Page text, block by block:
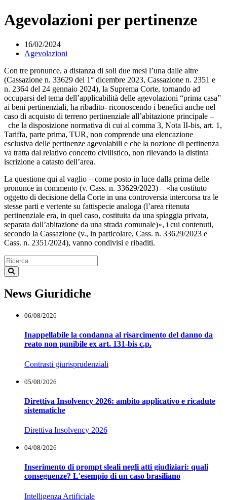
Agevolazioni per pertinenze
16/02/2024
Agevolazioni
Con tre pronunce, a distanza di soli due mesi l’una dalle altre
(Cassazione n. 33629 del 1° dicembre 2023, Cassazione n. 2351 e
n. 2364 del 24 gennaio 2024), la Suprema Corte, tornando ad
occuparsi del tema dell’applicabilità delle agevolazioni “prima casa”
ai beni pertinenziali, ha ribadito- riconoscendo i benefici anche nel
caso di acquisto di terreno pertinenziale all’abitazione principale –
che la disposizione normativa di cui al comma 3, Nota II-bis, art. 1,
Tariffa, parte prima, TUR, non comprende una elencazione
esclusiva delle pertinenze agevolabili e che la nozione di pertinenza
va tratta dal relativo concetto civilistico, non rilevando la distinta
iscrizione a catasto dell’area.
La questione qui al vaglio – come posto in luce dalla prima delle
pronunce in commento (v. Cass. n. 33629/2023) – «ha costituto
oggetto di decisione della Corte in una controversia intercorsa tra le
stesse parti e vertente su fattispecie analoga (l’area ritenuta
pertinenziale era, in quel caso, costituita da una spiaggia privata,
separata dall’abitazione da una strada comunale)», i cui contenuti,
secondo la Cassazione (v., in particolare, Cass. n. 33629/2023 e
Cass. n. 2351/2024), vanno condivisi e ribaditi.
News Giuridiche
06/08/2026
Inappellabile la condanna al risarcimento del danno da
reato non punibile ex art. 131-bis c.p.
Contrasti giurisprudenziali
05/08/2026
Direttiva Insolvency 2026: ambito applicativo e ricadute
sistematiche
Direttiva Insolvency 2026
04/08/2026
Inserimento di prompt sleali negli atti giudiziari: quali
conseguenze? L'esempio di un caso brasiliano
Intelligenza Artificiale